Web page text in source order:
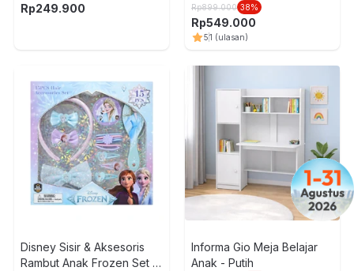
15 pcs - Mix
Rp249.900 Rp899.000 38%
Rp549.000
51 (ulasan)
Disney Sisir & Aksesoris
Rambut Anak Frozen Set 15
Informa Gio Meja Belajar
Anak - Putih